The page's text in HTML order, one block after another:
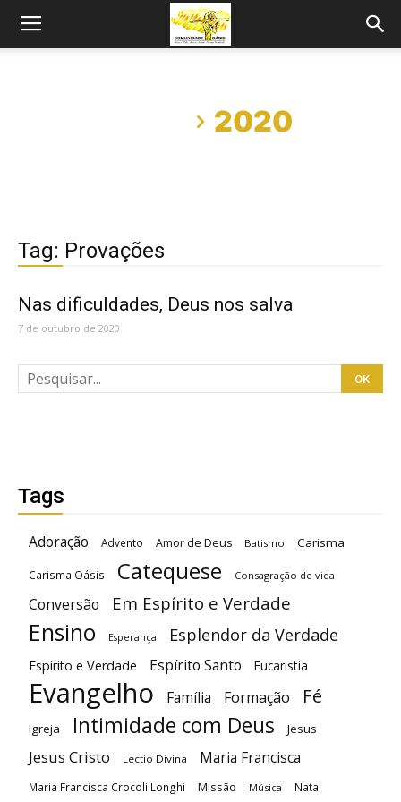
2020
Tag: Provações
Nas dificuldades, Deus nos salva
7 de outubro de 2020
Tags
Adoração Advento Amor de Deus Batismo Carisma
Carisma Oásis Catequese Consagração de vida
Conversão Em Espírito e Verdade
Ensino Esperança Esplendor da Verdade
Espírito e Verdade Espírito Santo Eucaristia
Evangelho Família Formação Fé
Igreja Intimidade com Deus Jesus
Jesus Cristo Lectio Divina Maria Francisca
Maria Francisca Crocoli Longhi Missão Música Natal